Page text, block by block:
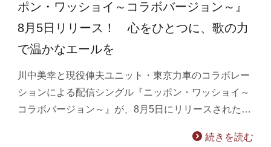
ポン・ワッショイ～コラボバージョン～』
8月5日リリース！ 心をひとつに、歌の力
で温かなエールを
川中美幸と現役俥夫ユニット・東京力車のコラボレー
ションによる配信シングル『ニッポン・ワッショイ～
コラボバージョン～』が、8月5日にリリースされた…
続きを読む